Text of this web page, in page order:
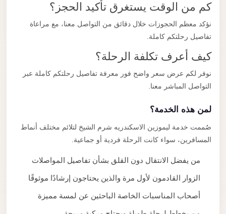
كم من الوقت يستغرق تأكيد الحجز؟
نؤكد معظم الحجوزات خلال دقائق من التواصل معنا، مع مراعاة
تفاصيل رحلتكم كاملة.
كيف أعرف تكلفة الرحلة؟
نوفر لكم عرض سعر واضح فور معرفة تفاصيل رحلتكم كاملة عبر
التواصل المباشر معنا.
لمن هذه الخدمة؟
صُممت خدمة ليموزين الاسكندريه شرم الشيخ لتلائم مختلف أنماط
المسافرين، سواء كانت الرحلة فردية أو جماعية.
من يفضل الانتقال دون القلق بشأن تفاصيل المواصلات
الزوار القادمون لأول مرة والذين يحتاجون إرشادًا موثوقًا
أصحاب المناسبات الخاصة الباحثين عن لمسة مميزة